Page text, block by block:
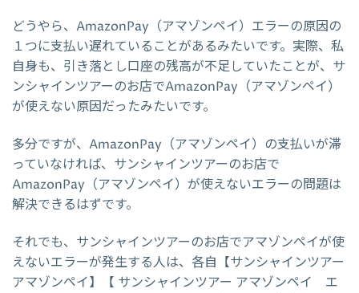
どうやら、AmazonPay（アマゾンペイ）エラーの原因の
１つに支払い遅れていることがあるみたいです。実際、私
自身も、引き落とし口座の残高が不足していたことが、サ
ンシャインツアーのお店でAmazonPay（アマゾンペイ）
が使えない原因だったみたいです。
多分ですが、AmazonPay（アマゾンペイ）の支払いが滞
っていなければ、サンシャインツアーのお店で
AmazonPay（アマゾンペイ）が使えないエラーの問題は
解決できるはずです。
それでも、サンシャインツアーのお店でアマゾンペイが使
えないエラーが発生する人は、各自【サンシャインツアー
アマゾンペイ】【 サンシャインツアー アマゾンペイ エ